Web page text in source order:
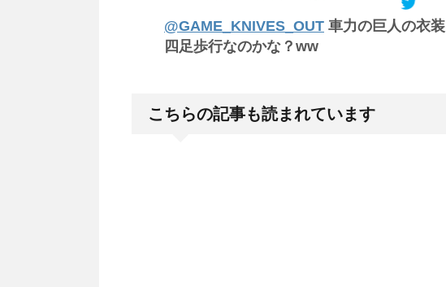
@GAME_KNIVES_OUT 車力の巨人の衣
四足歩行なのかな？ww
こちらの記事も読まれています